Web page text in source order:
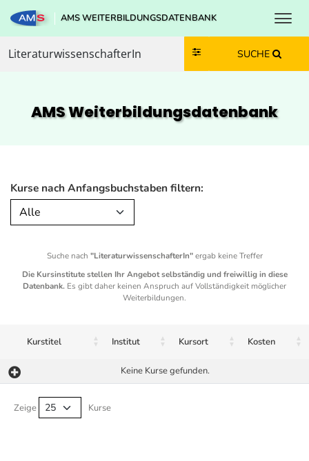
Zum Inhalt springen
Zum Navmenü springen
Zur Suche springen
Zur Footer springen
AMS WEITERBILDUNGSDATENBANK
SUCHE
AMS Weiterbildungs­datenbank
Kurse nach Anfangsbuchstaben filtern:
Alle
Suche nach "LiteraturwissenschafterIn"ergab keine Treffer
Die Kursinstitute stellen Ihr Angebot selbständig und freiwillig in diese
Datenbank. Es gibt daher keinen Anspruch auf Vollständigkeit möglicher
Weiterbildungen.
Kurstitel Institut Kursort Kosten
Keine Kurse gefunden.
Zeige Kurse